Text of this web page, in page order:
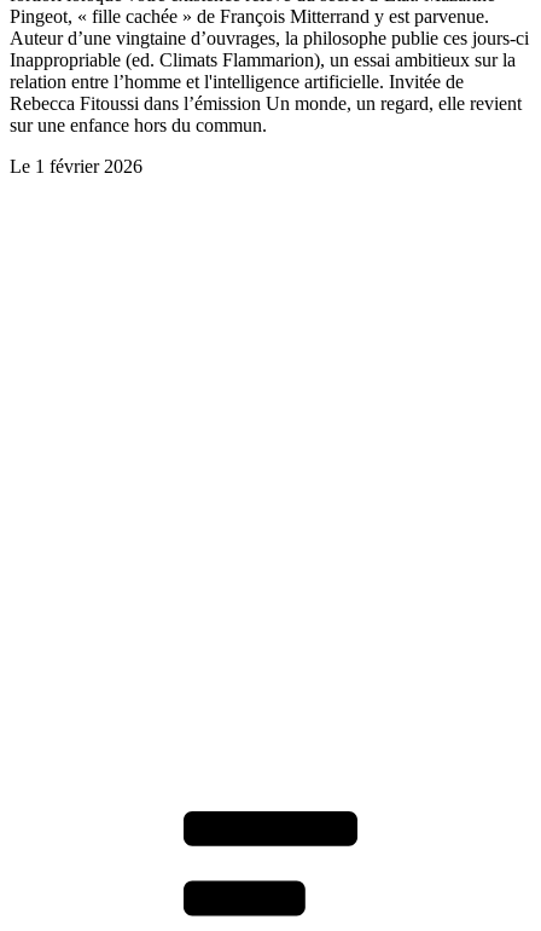
Pingeot, « fille cachée » de François Mitterrand y est parvenue.
Auteur d’une vingtaine d’ouvrages, la philosophe publie ces jours-ci
Inappropriable (ed. Climats Flammarion), un essai ambitieux sur la
relation entre l’homme et l'intelligence artificielle. Invitée de
Rebecca Fitoussi dans l’émission Un monde, un regard, elle revient
sur une enfance hors du commun.
Le 1 février 2026